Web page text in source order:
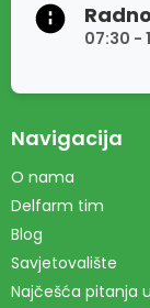
07:30 -
Navigacija
O nama
Delfarm tim
Blog
Savjetovalište
Najčešća pitanja